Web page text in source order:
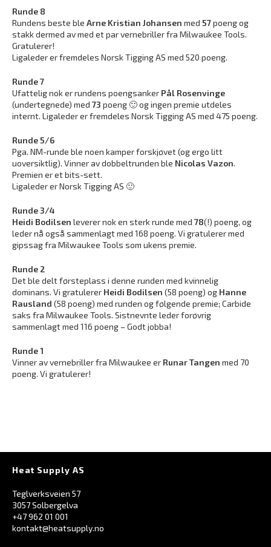
Runde 8
Rundens beste ble Arne Kristian Johansen med 57poeng og
stakk dermed av med et par vernebriller fra Milwaukee Tools.
Gratulerer!
Ligaleder er fremdeles Norsk Tigging AS med 520 poeng.
Runde 7
Ufattelig nok er rundens poengsanker Pål Rosenvinge
(undertegnede) med 73 poeng 🙂 og ingen premie utdeles
internt. Ligaleder er fremdeles Norsk Tigging AS med 475 poeng.
Runde 5/6
Pga. NM-runde ble noen kamper forskjøvet (og ergo litt
uoversiktlig). Vinner av dobbeltrunden ble Nicolas Vazon.
Premien er et bits-sett.
Ligaleder er Norsk Tigging AS 🙂
Runde 3/4
Heidi Bodilsen leverer nok en sterk runde med 78(!) poeng, og
leder nå også sammenlagt med 168 poeng. Vi gratulerer med
gipssag fra Milwaukee Tools som ukens premie.
Runde 2
Det ble delt førsteplass i denne runden med kvinnelig
dominans. Vi gratulerer Heidi Bodilsen (58 poeng) og Hanne
Rausland (58 poeng) med runden og følgende premie; Carbide
saks fra Milwaukee Tools. Sistnevnte leder forøvrig
sammenlagt med 116 poeng – Godt jobba!
Runde 1
Vinner av vernebriller fra Milwaukee er Runar Tangen med 70
poeng. Vi gratulerer!
Heat Supply AS
Teglverksveien 57
3057 Solbergelva
+47 962 01 001
kontakt@heatsupply.no